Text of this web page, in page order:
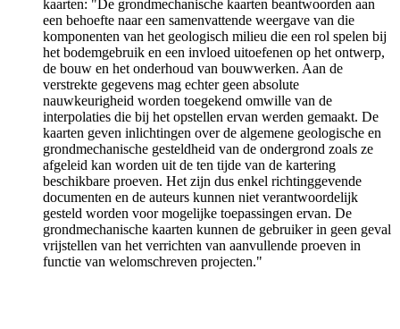
kaarten: "De grondmechanische kaarten beantwoorden aan
een behoefte naar een samenvattende weergave van die
komponenten van het geologisch milieu die een rol spelen bij
het bodemgebruik en een invloed uitoefenen op het ontwerp,
de bouw en het onderhoud van bouwwerken. Aan de
verstrekte gegevens mag echter geen absolute
nauwkeurigheid worden toegekend omwille van de
interpolaties die bij het opstellen ervan werden gemaakt. De
kaarten geven inlichtingen over de algemene geologische en
grondmechanische gesteldheid van de ondergrond zoals ze
afgeleid kan worden uit de ten tijde van de kartering
beschikbare proeven. Het zijn dus enkel richtinggevende
documenten en de auteurs kunnen niet verantwoordelijk
gesteld worden voor mogelijke toepassingen ervan. De
grondmechanische kaarten kunnen de gebruiker in geen geval
vrijstellen van het verrichten van aanvullende proeven in
functie van welomschreven projecten."